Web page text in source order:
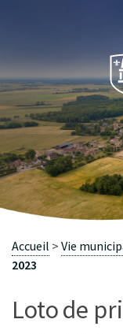
Loto de
Accueil Vie
2023